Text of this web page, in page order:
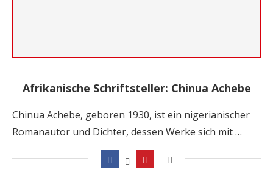
Afrikanische Schriftsteller: Chinua Achebe
Chinua Achebe, geboren 1930, ist ein nigerianischer
Romanautor und Dichter, dessen Werke sich mit …